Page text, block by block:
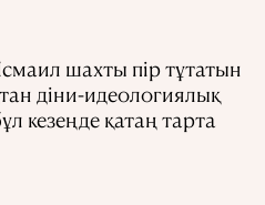
шахты пір тұтатын
діни-идеологиялық
кезеңде қатаң тарта